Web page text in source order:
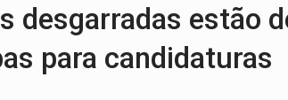
desgarradas estão
para candidaturas